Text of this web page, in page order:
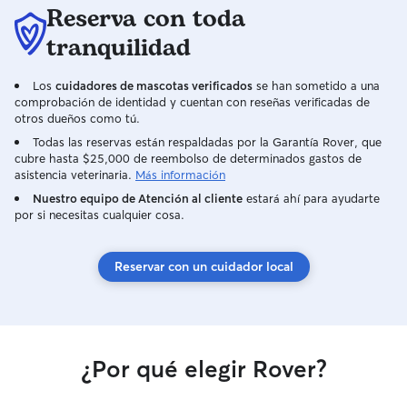
Reserva con toda
tranquilidad
Los cuidadores de mascotas verificados se han sometido a una
comprobación de identidad y cuentan con reseñas verificadas de
otros dueños como tú.
Todas las reservas están respaldadas por la Garantía Rover, que
cubre hasta $25,000 de reembolso de determinados gastos de
asistencia veterinaria. Más información
Nuestro equipo de Atención al cliente estará ahí para ayudarte
por si necesitas cualquier cosa.
Reservar con un cuidador local
¿Por qué elegir Rover?